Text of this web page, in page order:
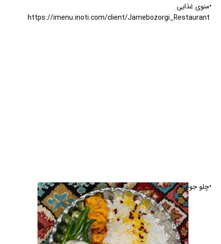
•منوی غذایی
•چلو جوجه